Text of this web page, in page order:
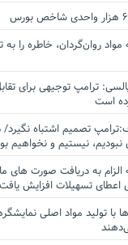
روان‌گردان، خاطره را
ترامپ توجیهی برای
است
تصمیم اشتباه
نیستیم و نخواهیم
اعطای تسهیلات افزایش یافت
با تولید مواد اصلی